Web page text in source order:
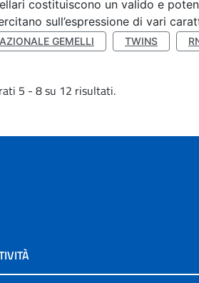
costituiscono un valido e
sull’espressione di vari
GEMELLI TWINS
5 - 8 su 12 risultati.